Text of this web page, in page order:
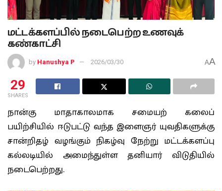
மட்டக்களப்பில் நடைபெற்ற உணவுக்
கண்காட்சி
by Hanushya P 2026/03/30 AA
29
SHARES
நான்கு மாதாகாலமாக சமையற் கலைப்
பயிற்சியில் ஈடுபட்டு வந்த இளைஞர் யுவதிகளுக்கு
சான்றிதழ் வழங்கும் நிகழ்வு நேற்று மட்டக்களப்பு
கல்லடியில் அமைந்துள்ள தனியார் விடுதியில்
நடைபெற்றது.